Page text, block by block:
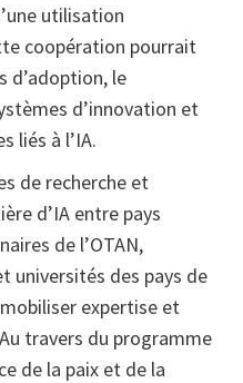
utilisation
coopération pourrait
d’adoption, le
d’innovation et
liés à l’IA.
de recherche et
d’IA entre pays
de l’OTAN,
universités des pays de
expertise et
travers du programme
de la paix et de la